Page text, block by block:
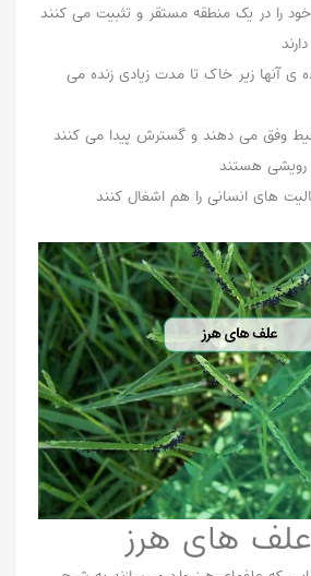
در یک منطقه مستقر و تثبیت می کنند
آنها زیر خاک تا مدت زیادی زنده می
وفق می دهند و گسترش پیدا می کنند
رویشی هستند
های انسانی را هم اشغال کنند
های هرز